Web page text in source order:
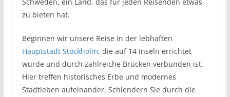
zu bieten hat.
Beginnen wir unsere Reise in der lebhaften
Hauptstadt Stockholm, die auf 14 Inseln errichtet
wurde und durch zahlreiche Brücken verbunden ist.
Hier treffen historisches Erbe und modernes
Stadtleben aufeinander. Schlendern Sie durch die